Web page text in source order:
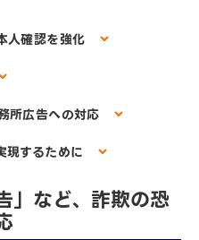
人確認を強化
所広告への対応
現するために
」など、詐欺の恐